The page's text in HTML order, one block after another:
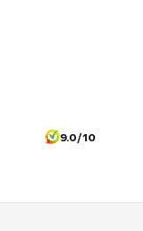
9.0/10